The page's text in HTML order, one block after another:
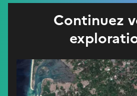
Continuez